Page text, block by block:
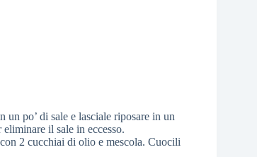
po’ di sale e lasciale riposare in un
il sale in eccesso.
2 cucchiai di olio e mescola. Cuocili